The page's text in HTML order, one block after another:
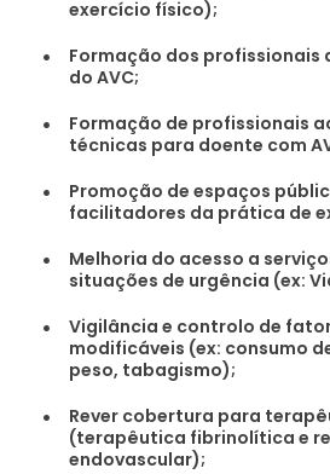
exercício físico);
Formação dos profissionais
do AVC;
Formação de profissionais
técnicas para doente com
Promoção de espaços
facilitadores da prática de
Melhoria do acesso a
situações de urgência (ex:
Vigilância e controlo de
modificáveis (ex: consumo
peso, tabagismo);
Rever cobertura para
(terapêutica fibrinolítica e
endovascular);